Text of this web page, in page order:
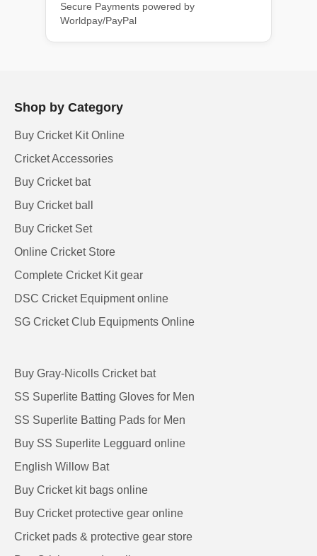
Secure Payments powered by
Worldpay/PayPal
Shop by Category
Buy Cricket Kit Online
Cricket Accessories
Buy Cricket bat
Buy Cricket ball
Buy Cricket Set
Online Cricket Store
Complete Cricket Kit gear
DSC Cricket Equipment online
SG Cricket Club Equipments Online
Buy Gray-Nicolls Cricket bat
SS Superlite Batting Gloves for Men
SS Superlite Batting Pads for Men
Buy SS Superlite Legguard online
English Willow Bat
Buy Cricket kit bags online
Buy Cricket protective gear online
Cricket pads & protective gear store